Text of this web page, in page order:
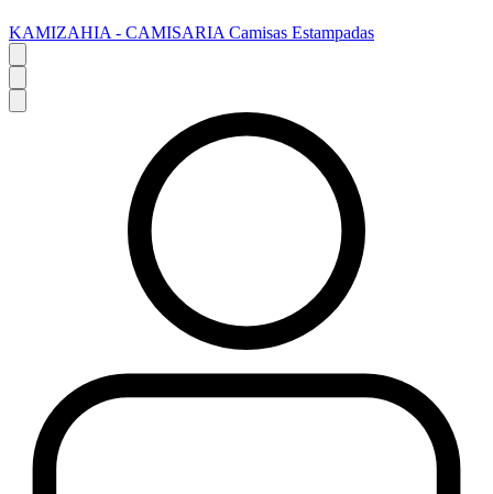
KAMIZAHIA - CAMISARIA Camisas Estampadas